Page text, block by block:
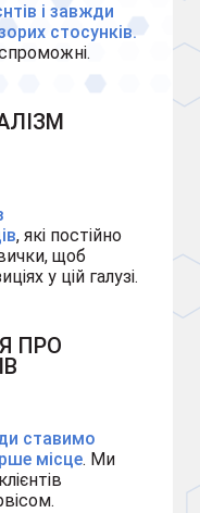
і завжди
стосунків.
, які постійно
щоб
у цій галузі.
ПРО
ставимо
місце. Ми